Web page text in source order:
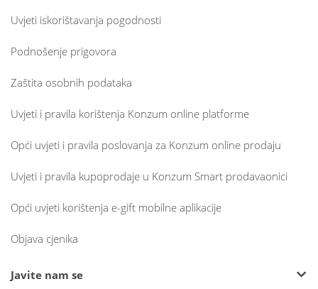
Uvjeti iskorištavanja pogodnosti
Podnošenje prigovora
Zaštita osobnih podataka
Uvjeti i pravila korištenja Konzum online platforme
Opći uvjeti i pravila poslovanja za Konzum online prodaju
Uvjeti i pravila kupoprodaje u Konzum Smart prodavaonici
Opći uvjeti korištenja e-gift mobilne aplikacije
Objava cjenika
Javite nam se